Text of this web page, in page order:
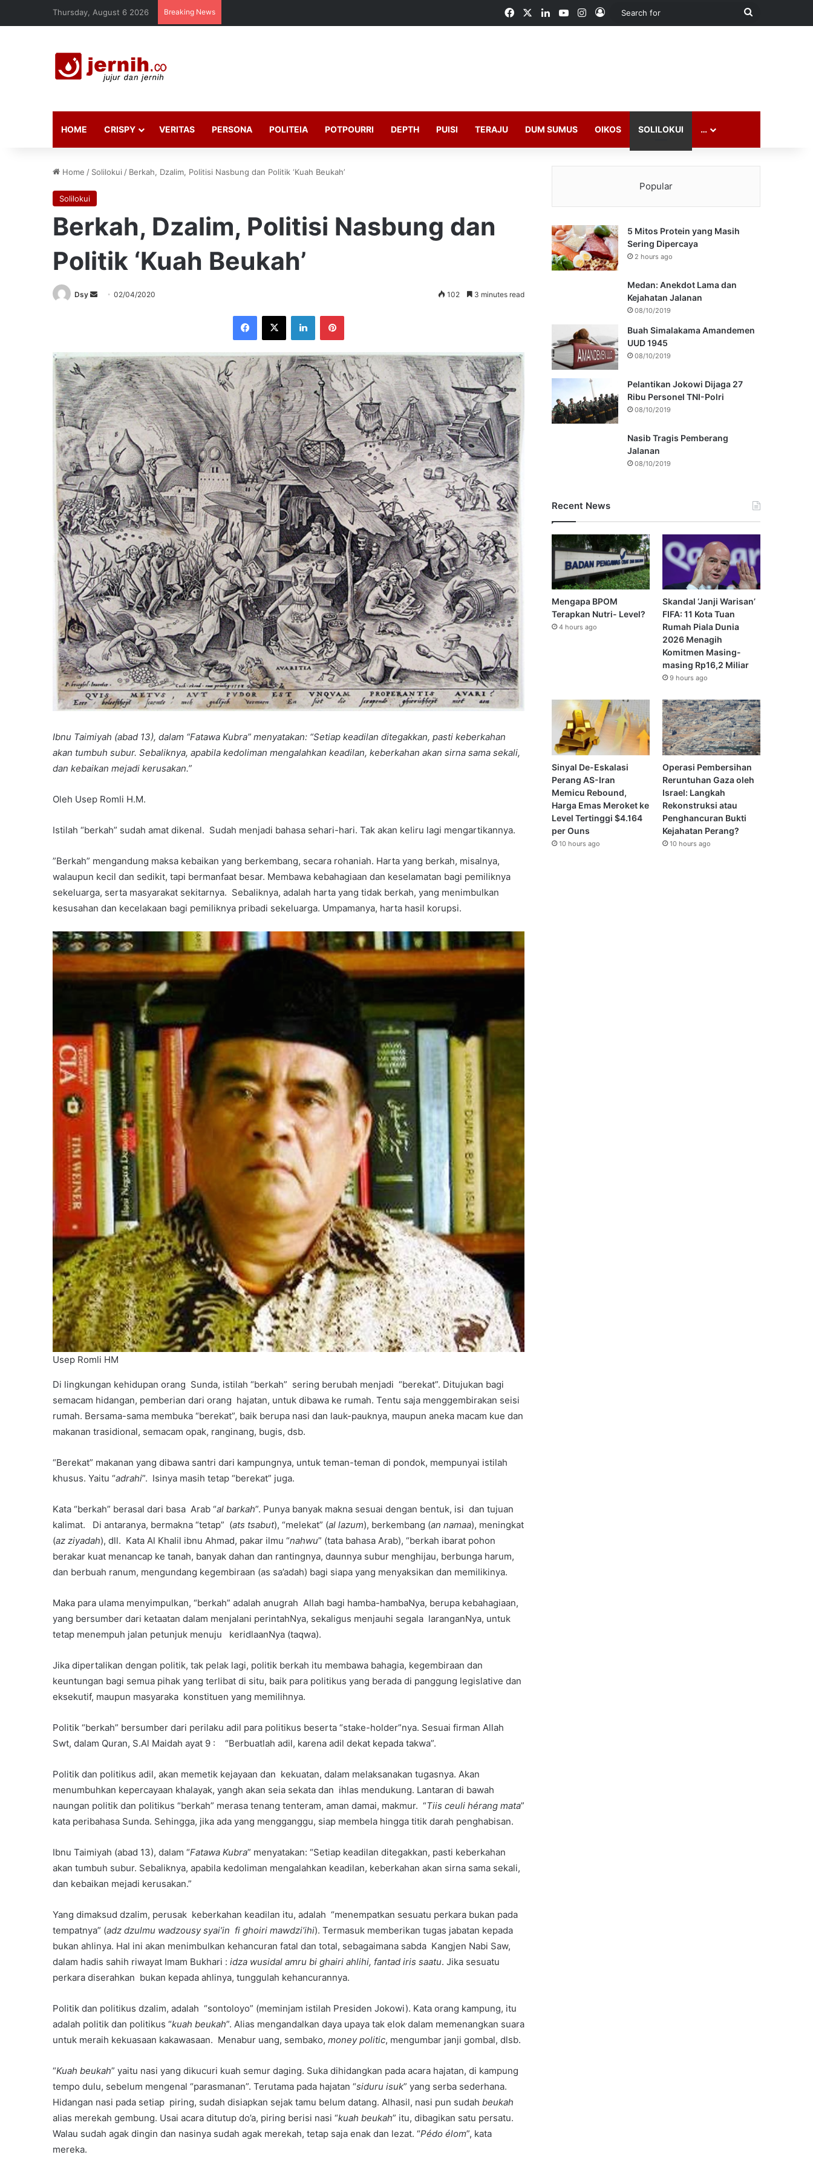
Thursday, August 6 2026 Breaking News FacebookLinkedInYouTubeInstagram
Log In
Search
HOME CRISPY VERITAS PERSONA POLITEIA POTPOURRI DEPTH PUISI TERAJU DUM SUMUS OIKOS SOLILOKUI …
Home / Solilokui / Berkah, Dzalim, Politisi Nasbung dan Politik ‘Kuah Beukah’
Solilokui
Berkah, Dzalim, Politisi Nasbung dan
Politik ‘Kuah Beukah’
Dsy
Send02/04/2020 102 3 minutes read
Facebook
X LinkedInPinterest
Ibnu Taimiyah (abad 13), dalam “Fatawa Kubra” menyatakan: “Setiap keadilan ditegakkan, pasti keberkahan
akan tumbuh subur. Sebaliknya, apabila kedoliman mengalahkan keadilan, keberkahan akan sirna sama sekali,
dan kebaikan mejadi kerusakan.”
Oleh Usep Romli H.M.
Istilah “berkah” sudah amat dikenal. Sudah menjadi bahasa sehari-hari. Tak akan keliru lagi mengartikannya.
”Berkah” mengandung maksa kebaikan yang berkembang, secara rohaniah. Harta yang berkah, misalnya,
walaupun kecil dan sedikit, tapi bermanfaat besar. Membawa kebahagiaan dan keselamatan bagi pemiliknya
sekeluarga, serta masyarakat sekitarnya. Sebaliknya, adalah harta yang tidak berkah, yang menimbulkan
kesusahan dan kecelakaan bagi pemiliknya pribadi sekeluarga. Umpamanya, harta hasil korupsi.
Usep Romli HM
Di lingkungan kehidupan orang Sunda, istilah “berkah” sering berubah menjadi “berekat”. Ditujukan bagi
semacam hidangan, pemberian dari orang hajatan, untuk dibawa ke rumah. Tentu saja menggembirakan seisi
rumah. Bersama-sama membuka “berekat”, baik berupa nasi dan lauk-pauknya, maupun aneka macam kue dan
makanan trasidional, semacam opak, ranginang, bugis, dsb.
“Berekat” makanan yang dibawa santri dari kampungnya, untuk teman-teman di pondok, mempunyai istilah
khusus. Yaitu “adrahi”. Isinya masih tetap “berekat” juga.
Kata “berkah” berasal dari basa Arab “al barkah”. Punya banyak makna sesuai dengan bentuk, isi dan tujuan
kalimat. Di antaranya, bermakna “tetap” (ats tsabut), “melekat” (al lazum), berkembang (an namaa), meningkat
(az ziyadah), dll. Kata Al Khalil ibnu Ahmad, pakar ilmu “nahwu” (tata bahasa Arab), “berkah ibarat pohon
berakar kuat menancap ke tanah, banyak dahan dan rantingnya, daunnya subur menghijau, berbunga harum,
dan berbuah ranum, mengundang kegembiraan (as sa’adah) bagi siapa yang menyaksikan dan memilikinya.
Maka para ulama menyimpulkan, “berkah” adalah anugrah Allah bagi hamba-hambaNya, berupa kebahagiaan,
yang bersumber dari ketaatan dalam menjalani perintahNya, sekaligus menjauhi segala laranganNya, untuk
tetap menempuh jalan petunjuk menuju keridlaanNya (taqwa).
Jika dipertalikan dengan politik, tak pelak lagi, politik berkah itu membawa bahagia, kegembiraan dan
keuntungan bagi semua pihak yang terlibat di situ, baik para politikus yang berada di panggung legislative dan
eksekutif, maupun masyaraka konstituen yang memilihnya.
Politik “berkah” bersumber dari perilaku adil para politikus beserta “stake-holder”nya. Sesuai firman Allah
Swt, dalam Quran, S.Al Maidah ayat 9 : “Berbuatlah adil, karena adil dekat kepada takwa”.
Politik dan politikus adil, akan memetik kejayaan dan kekuatan, dalam melaksanakan tugasnya. Akan
menumbuhkan kepercayaan khalayak, yangh akan seia sekata dan ihlas mendukung. Lantaran di bawah
naungan politik dan politikus “berkah” merasa tenang tenteram, aman damai, makmur. “Tiis ceuli hérang mata”
kata peribahasa Sunda. Sehingga, jika ada yang mengganggu, siap membela hingga titik darah penghabisan.
Ibnu Taimiyah (abad 13), dalam “Fatawa Kubra” menyatakan: “Setiap keadilan ditegakkan, pasti keberkahan
akan tumbuh subur. Sebaliknya, apabila kedoliman mengalahkan keadilan, keberkahan akan sirna sama sekali,
dan kebaikan mejadi kerusakan.”
Yang dimaksud dzalim, perusak keberkahan keadilan itu, adalah “menempatkan sesuatu perkara bukan pada
tempatnya” (adz dzulmu wadzousy syai’in fi ghoiri mawdzi’ihi). Termasuk memberikan tugas jabatan kepada
bukan ahlinya. Hal ini akan menimbulkan kehancuran fatal dan total, sebagaimana sabda Kangjen Nabi Saw,
dalam hadis sahih riwayat Imam Bukhari : idza wusidal amru bi ghairi ahlihi, fantad iris saatu. Jika sesuatu
perkara diserahkan bukan kepada ahlinya, tunggulah kehancurannya.
Politik dan politikus dzalim, adalah “sontoloyo” (meminjam istilah Presiden Jokowi). Kata orang kampung, itu
adalah politik dan politikus “kuah beukah”. Alias mengandalkan daya upaya tak elok dalam memenangkan suara
untuk meraih kekuasaan kakawasaan. Menabur uang, sembako, money politic, mengumbar janji gombal, dlsb.
“Kuah beukah” yaitu nasi yang dikucuri kuah semur daging. Suka dihidangkan pada acara hajatan, di kampung
tempo dulu, sebelum mengenal “parasmanan”. Terutama pada hajatan “siduru isuk” yang serba sederhana.
Hidangan nasi pada setiap piring, sudah disiapkan sejak tamu belum datang. Alhasil, nasi pun sudah beukah
alias merekah gembung. Usai acara ditutup do’a, piring berisi nasi “kuah beukah” itu, dibagikan satu persatu.
Walau sudah agak dingin dan nasinya sudah agak merekah, tetap saja enak dan lezat. “Pédo élom”, kata
mereka.
Popular
5 Mitos Protein yang Masih
Sering Dipercaya
2 hours ago
Medan: Anekdot Lama dan
Kejahatan Jalanan
08/10/2019
Buah Simalakama Amandemen
UUD 1945
08/10/2019
Pelantikan Jokowi Dijaga 27
Ribu Personel TNI-Polri
08/10/2019
Nasib Tragis Pemberang
Jalanan
08/10/2019
Recent News
Mengapa BPOM
Terapkan Nutri- Level?
4 hours ago
Skandal ‘Janji Warisan’
FIFA: 11 Kota Tuan
Rumah Piala Dunia
2026 Menagih
Komitmen Masing-
masing Rp16,2 Miliar
9 hours ago
Sinyal De-Eskalasi
Perang AS-Iran
Memicu Rebound,
Harga Emas Meroket ke
Level Tertinggi $4.164
per Ouns
10 hours ago
Operasi Pembersihan
Reruntuhan Gaza oleh
Israel: Langkah
Rekonstruksi atau
Penghancuran Bukti
Kejahatan Perang?
10 hours ago